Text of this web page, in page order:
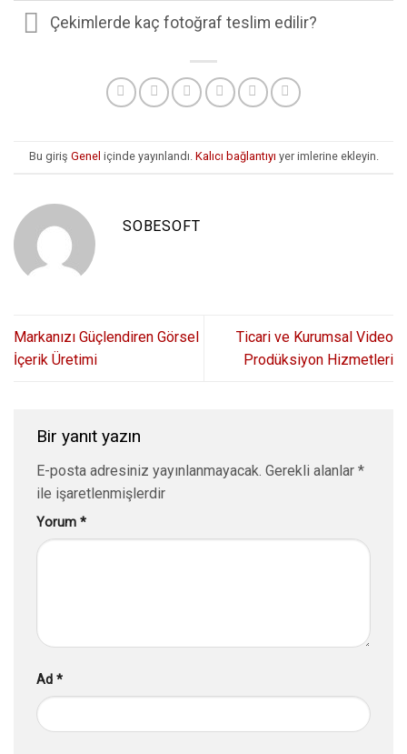
Çekimlerde kaç fotoğraf teslim edilir?
Bu giriş Genel içinde yayınlandı. Kalıcı bağlantıyı yer imlerine ekleyin.
SOBESOFT
Markanızı Güçlendiren Görsel
İçerik Üretimi
Ticari ve Kurumsal Video
Prodüksiyon Hizmetleri
Bir yanıt yazın
E-posta adresiniz yayınlanmayacak. Gerekli alanlar *
ile işaretlenmişlerdir
Yorum *
Ad *